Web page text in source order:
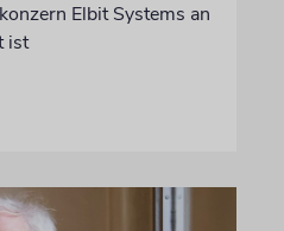
Elbit Systems an
ist